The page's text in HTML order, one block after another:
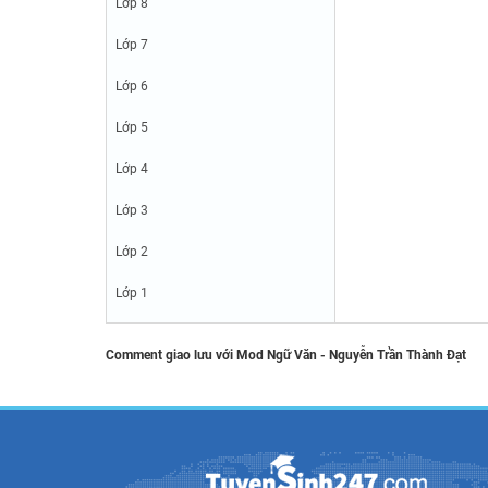
Lớp 8
Lớp 7
Lớp 6
Lớp 5
Lớp 4
Lớp 3
Lớp 2
Lớp 1
Comment giao lưu với Mod Ngữ Văn - Nguyễn Trần Thành Đạt